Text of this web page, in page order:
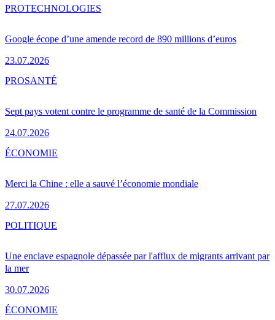
Google écope d’une amende record de 890 millions d’euros
23.07.2026
PROTECHNOLOGIES
Sept pays votent contre le programme de santé de la Commission
24.07.2026
PROSANTÉ
Merci la Chine : elle a sauvé l’économie mondiale
27.07.2026
ÉCONOMIE
Une enclave espagnole dépassée par l'afflux de migrants arrivant par
la mer
30.07.2026
POLITIQUE
ÉCONOMIE